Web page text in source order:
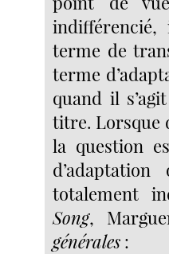
indifférencié,
terme de
terme
quand il
titre. Lorsque
la question
totalement
Song,
générales :